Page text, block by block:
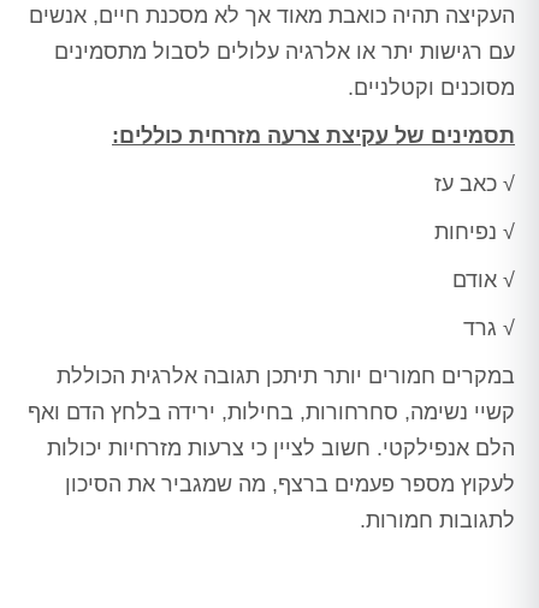
העקיצה תהיה כואבת מאוד אך לא מסכנת חיים, אנשים
עם רגישות יתר או אלרגיה עלולים לסבול מתסמינים
מסוכנים וקטלניים.
תסמינים של עקיצת צרעה מזרחית כוללים:
√ כאב עז
√ נפיחות
√ אודם
√ גרד
במקרים חמורים יותר תיתכן תגובה אלרגית הכוללת
קשיי נשימה, סחרחורות, בחילות, ירידה בלחץ הדם ואף
הלם אנפילקטי. חשוב לציין כי צרעות מזרחיות יכולות
לעקוץ מספר פעמים ברצף, מה שמגביר את הסיכון
לתגובות חמורות.